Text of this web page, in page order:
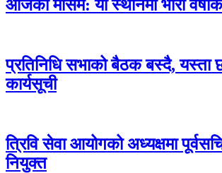
आजको मौसम: यी स्थानमा भारी
प्रतिनिधि सभाको बैठक बस्दै, यस्ता
कार्यसूची
त्रिवि सेवा आयोगको अध्यक्षमा
नियुक्त